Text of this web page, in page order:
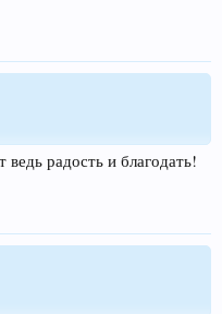
радость и благодать!